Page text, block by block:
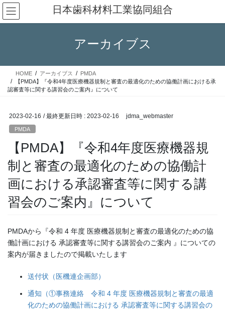
コ
ン
テ
ス
ナ
ビ
ゲ
ン
日本歯科材料工業協同組合
アーカイブス
HOME アーカイブス
PMDA
【PMDA】『令和4年度医療機器規制と審査の最適化のための協働計画における承
認審査等に関する講習会のご案内』について
2023-02-16 / 最終更新日時 : 2023-02-16 jdma_webmaster
PMDA
【PMDA】『令和4年度医療機器規
制と審査の最適化のための協働計
画における承認審査等に関する講
習会のご案内』について
PMDAから『令和 4 年度 医療機器規制と審査の最適化のための協
働計画における 承認審査等に関する講習会のご案内 』についての
案内が届きましたので掲載いたします
送付状（医機連企画部）
通知（①事務連絡 令和 4 年度 医療機器規制と審査の最適
化のための協働計画における 承認審査等に関する講習会の